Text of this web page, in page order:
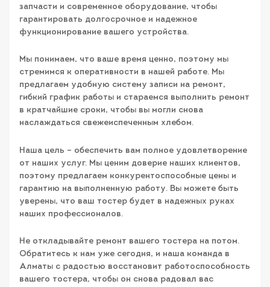
запчасти и современное оборудование, чтобы
гарантировать долгосрочное и надежное
функционирование вашего устройства.
Мы понимаем, что ваше время ценно, поэтому мы
стремимся к оперативности в нашей работе. Мы
предлагаем удобную систему записи на ремонт,
гибкий график работы и стараемся выполнить ремонт
в кратчайшие сроки, чтобы вы могли снова
наслаждаться свежеиспеченным хлебом.
Наша цель – обеспечить вам полное удовлетворение
от наших услуг. Мы ценим доверие наших клиентов,
поэтому предлагаем конкурентоспособные цены и
гарантию на выполненную работу. Вы можете быть
уверены, что ваш тостер будет в надежных руках
наших профессионалов.
Не откладывайте ремонт вашего тостера на потом.
Обратитесь к нам уже сегодня, и наша команда в
Алматы с радостью восстановит работоспособность
вашего тостера, чтобы он снова радовал вас